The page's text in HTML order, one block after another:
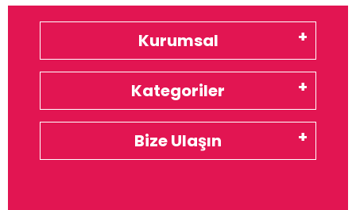
Kurumsal
Kategoriler
Bize Ulaşın